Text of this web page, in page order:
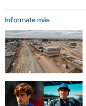
Informate más